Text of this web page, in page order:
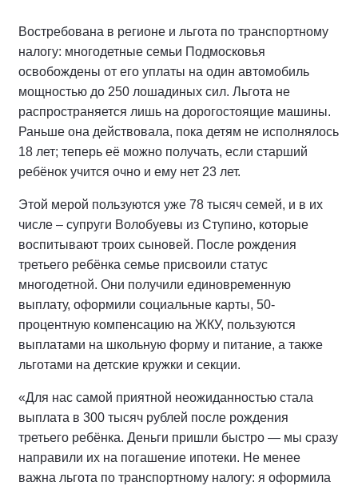
Востребована в регионе и льгота по транспортному
налогу: многодетные семьи Подмосковья
освобождены от его уплаты на один автомобиль
мощностью до 250 лошадиных сил. Льгота не
распространяется лишь на дорогостоящие машины.
Раньше она действовала, пока детям не исполнялось
18 лет; теперь её можно получать, если старший
ребёнок учится очно и ему нет 23 лет.
Этой мерой пользуются уже 78 тысяч семей, и в их
числе – супруги Волобуевы из Ступино, которые
воспитывают троих сыновей. После рождения
третьего ребёнка семье присвоили статус
многодетной. Они получили единовременную
выплату, оформили социальные карты, 50-
процентную компенсацию на ЖКУ, пользуются
выплатами на школьную форму и питание, а также
льготами на детские кружки и секции.
«Для нас самой приятной неожиданностью стала
выплата в 300 тысяч рублей после рождения
третьего ребёнка. Деньги пришли быстро — мы сразу
направили их на погашение ипотеки. Не менее
важна льгота по транспортному налогу: я оформила